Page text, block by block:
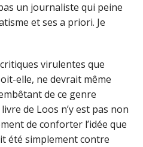
un journaliste qui peine
et ses a priori. Je
virulentes que
elle, ne devrait même
de ce genre
de Loos n’y est pas non
de conforter l’idée que
été simplement contre